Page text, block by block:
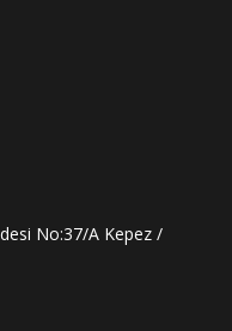
No:37/A Kepez /